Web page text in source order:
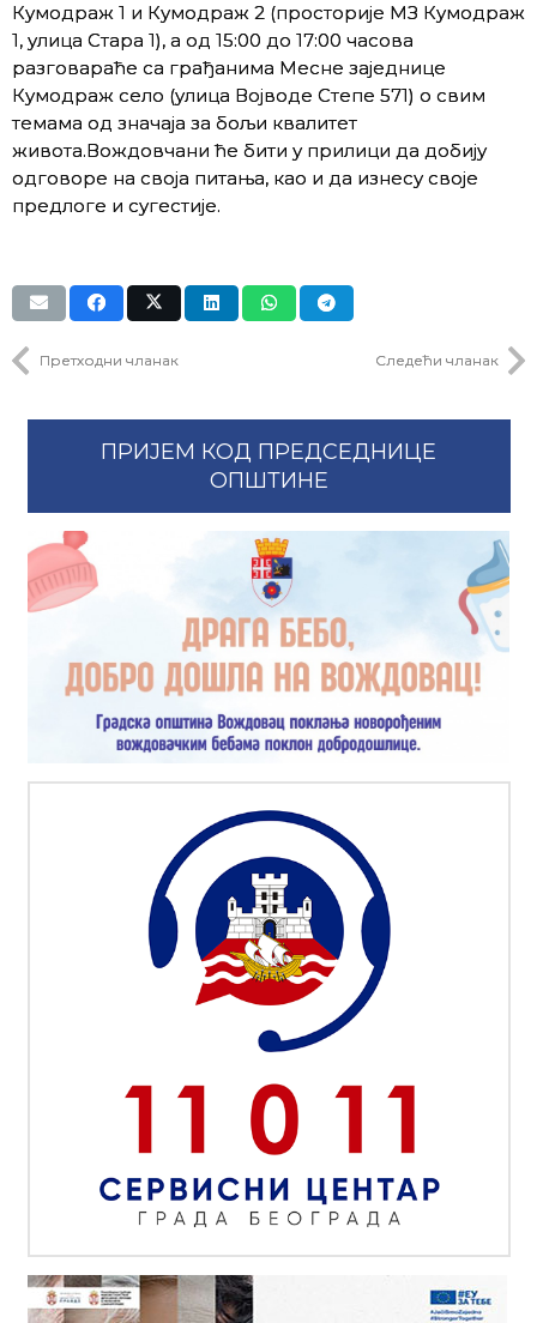
Кумодраж 1 и Кумодраж 2 (просторије МЗ Кумодраж
1, улица Стара 1), а од 15:00 до 17:00 часова
разговараће са грађанима Месне заједнице
Кумодраж село (улица Војводе Степе 571) о свим
темама од значаја за бољи квалитет
живота.Вождовчани ће бити у прилици да добију
одговоре на своја питања, као и да изнесу своје
предлоге и сугестије.
Претходни чланак Следећи чланак
ПРИЈЕМ КОД ПРЕДСЕДНИЦЕ
ОПШТИНЕ